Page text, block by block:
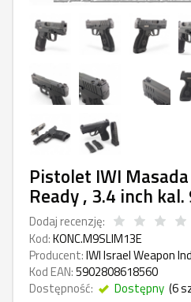
Pistolet IWI
Ready , 3.4 inch
Dodaj recenzję:
Kod:KONC.M9SLIM13E
Producent:IWI Israel Weapon
Kod EAN:5902808618560
Dostępność:
Dostępny (6